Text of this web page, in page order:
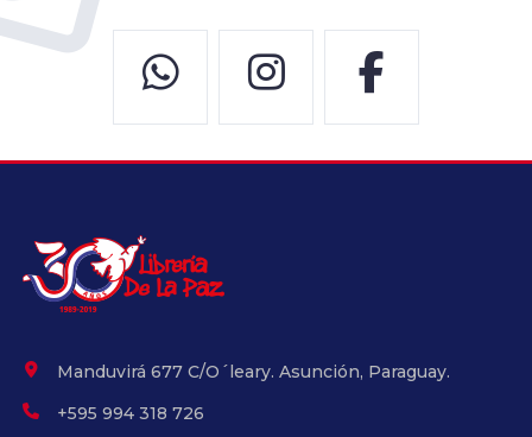
Manduvirá 677 C/O´leary. Asunción, Paraguay.
+595 994 318 726